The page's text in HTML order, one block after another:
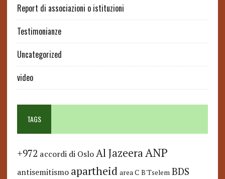
Report di associazioni o istituzioni
Testimonianze
Uncategorized
video
TAGS
+972 accordi di Oslo Al JazeeraANP
antisemitismo apartheid area C B'Tselem BDS